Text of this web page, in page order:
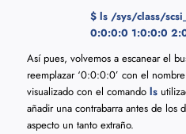
$ ls /sys/class/
0:0:0:0 1:0:0:0
Así pues, volvemos a escanear el
reemplazar ‘0:0:0:0’ con el
visualizado con el comando ls
añadir una contrabarra antes de los
aspecto un tanto extraño.